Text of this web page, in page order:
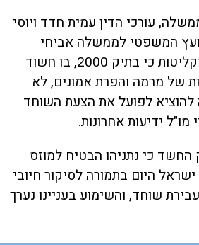
עורכי הדין עמית חדד ויוסי
המשפטי לממשלה אביחי
מנדלבליט ובכירי הפרקליטות כי בתיק 2000, בו חשוד
של מרמה והפרת אמונים, לא
להוציא לפועל את הצעת השוחד
ידיעות אחרונות.
כי נתניהו הבטיח למוזס
היום בתמורה לסיקור חיובי
שוחד, והשימוע בעניינו נערך